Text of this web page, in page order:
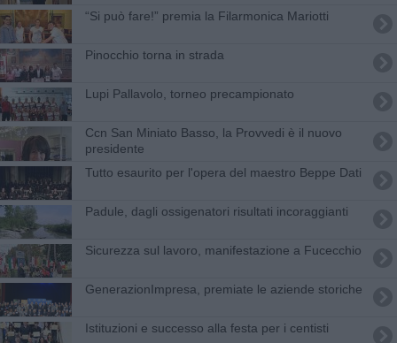
“Si può fare!” premia la Filarmonica Mariotti
Pinocchio torna in strada
Lupi Pallavolo, torneo precampionato
Ccn San Miniato Basso, la Provvedi è il nuovo
presidente
Tutto esaurito per l'opera del maestro Beppe Dati
Padule, dagli ossigenatori risultati incoraggianti
Sicurezza sul lavoro, manifestazione a Fucecchio
GenerazionImpresa, premiate le aziende storiche
Istituzioni e successo alla festa per i centisti